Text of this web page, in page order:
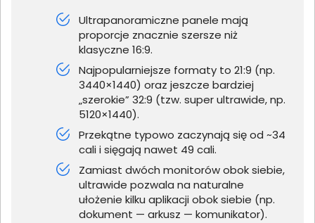
Ultrapanoramiczne panele mają
proporcje znacznie szersze niż
klasyczne 16:9.
Najpopularniejsze formaty to 21:9 (np.
3440×1440) oraz jeszcze bardziej
„szerokie” 32:9 (tzw. super ultrawide, np.
5120×1440).
Przekątne typowo zaczynają się od ~34
cali i sięgają nawet 49 cali.
Zamiast dwóch monitorów obok siebie,
ultrawide pozwala na naturalne
ułożenie kilku aplikacji obok siebie (np.
dokument — arkusz — komunikator).